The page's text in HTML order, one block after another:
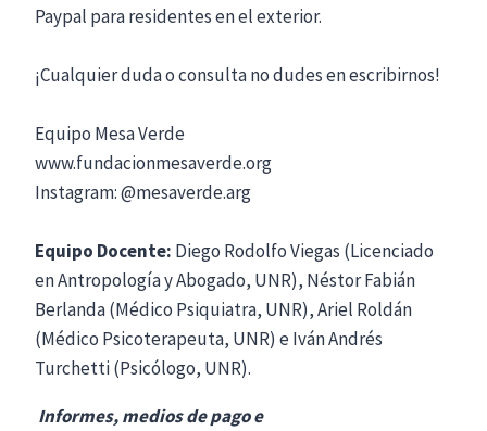
Paypal para residentes en el exterior.
¡Cualquier duda o consulta no dudes en escribirnos!
Equipo Mesa Verde
www.fundacionmesaverde.org
Instagram: @mesaverde.arg
Equipo Docente: Diego Rodolfo Viegas (Licenciado
en Antropología y Abogado, UNR), Néstor Fabián
Berlanda (Médico Psiquiatra, UNR), Ariel Roldán
(Médico Psicoterapeuta, UNR) e Iván Andrés
Turchetti (Psicólogo, UNR).
Informes, medios de pago e